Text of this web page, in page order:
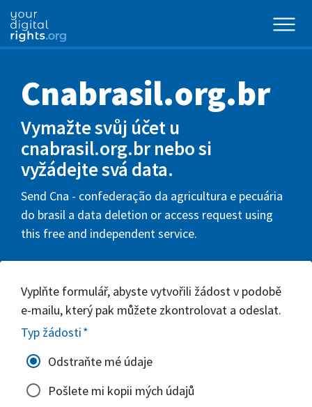
Cnabrasil.org.br
Vymažte svůj účet u
cnabrasil.org.br nebo si
vyžádejte svá data.
Send Cna - confederação da agricultura e pecuária
do brasil a data deletion or access request using
this free and independent service.
Vyplňte formulář, abyste vytvořili žádost v podobě
e-mailu, který pak můžete zkontrolovat a odeslat.
Typ žádosti*
Odstraňte mé údaje
Pošlete mi kopii mých údajů